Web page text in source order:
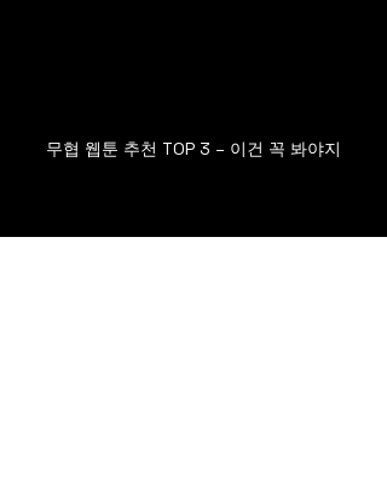
무협 웹툰 추천 TOP 3 – 이건 꼭 봐야지